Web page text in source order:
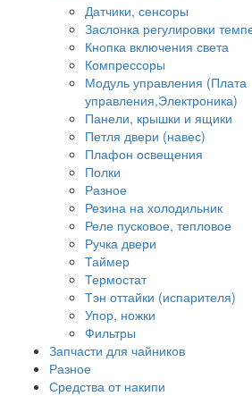
Датчики, сенсоры
Заслонка регулировки
Кнопка включения света
Компрессоры
Модуль управления (Плата
управления,Электроника)
Панели, крышки и ящики
Петля двери (навес)
Плафон освещения
Полки
Разное
Резина на холодильник
Реле пусковое, тепловое
Ручка двери
Таймер
Термостат
Тэн оттайки (испарителя)
Упор, ножки
Фильтры
Запчасти для чайников
Разное
Средства от накипи